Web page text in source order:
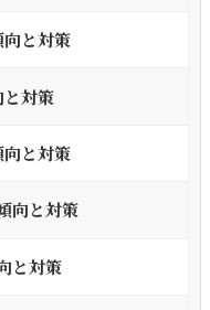
と対策
対策
と対策
向と対策
と対策